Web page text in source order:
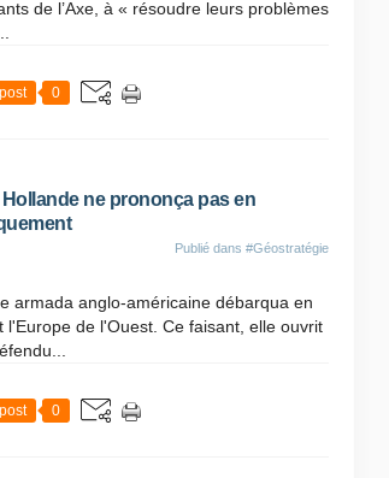
de l’Axe, à « résoudre leurs problèmes
0
ne prononça pas en
Publié dans #Géostratégie
armada anglo-américaine débarqua en
de l'Ouest. Ce faisant, elle ouvrit
0